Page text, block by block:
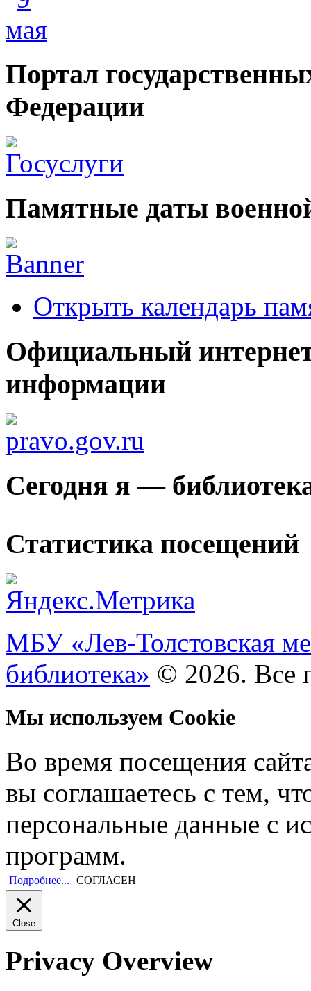
Портал
Федерации
Памятные даты
Открыть календарь
Официальный
информации
Сегодня я —
Статистика посещений
МБУ «Лев-Толстовская
библиотека» © 2026. Все
Мы используем Cookie
Во время посещения
вы соглашаетесь с тем,
персональные данные с
программ.
Подробнее... СОГЛАСЕН
Close
Privacy Overview